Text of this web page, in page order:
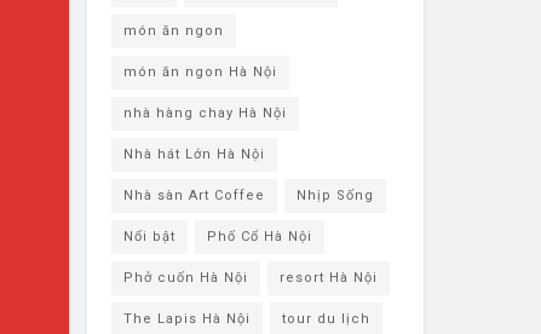
món ăn ngon
món ăn ngon Hà Nội
nhà hàng chay Hà Nội
Nhà hát Lớn Hà Nội
Nhà sàn Art Coffee Nhịp Sống
Nổi bật Phố Cổ Hà Nội
Phở cuốn Hà Nội resort Hà Nội
The Lapis Hà Nội tour du lịch